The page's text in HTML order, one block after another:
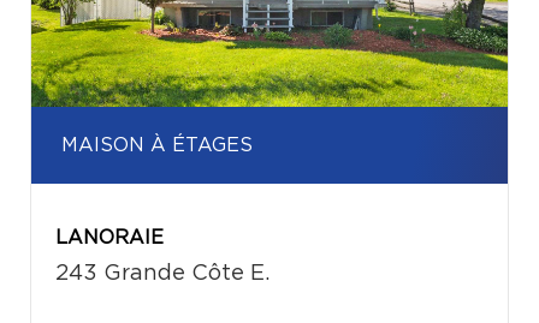
MAISON À ÉTAGES
LANORAIE
243 Grande Côte E.